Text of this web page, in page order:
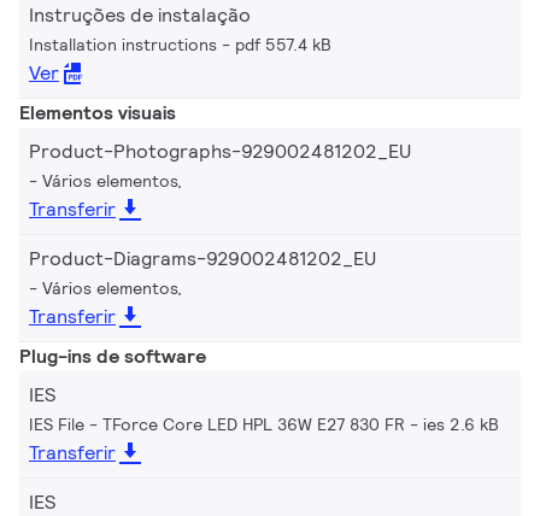
Instruções de instalação
Installation instructions pdf 557.4 kB
Ver
Elementos visuais
Product-Photographs-929002481202_EU
Vários elementos,
Transferir
Product-Diagrams-929002481202_EU
Vários elementos,
Transferir
Plug-ins de software
IES
IES File - TForce Core LED HPL 36W E27 830 FR ies 2.6 kB
Transferir
IES